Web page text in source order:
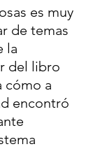
es muy
de temas
la
del libro
cómo a
encontró